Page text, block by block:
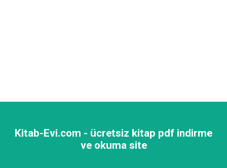
Kitab-Evi.com - ücretsiz kitap pdf indirme
ve okuma site